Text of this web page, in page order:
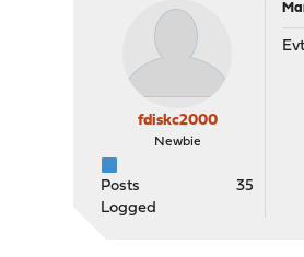
fdiskc2000
Newbie
Posts
35
Logged